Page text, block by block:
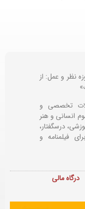
نظر و عمل: از
تخصصی و
انسانی و هنر
درسگفتار،
فیلمنامه و
درگاه مالی